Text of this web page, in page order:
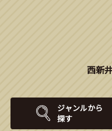
西新
ジャンルから
探す